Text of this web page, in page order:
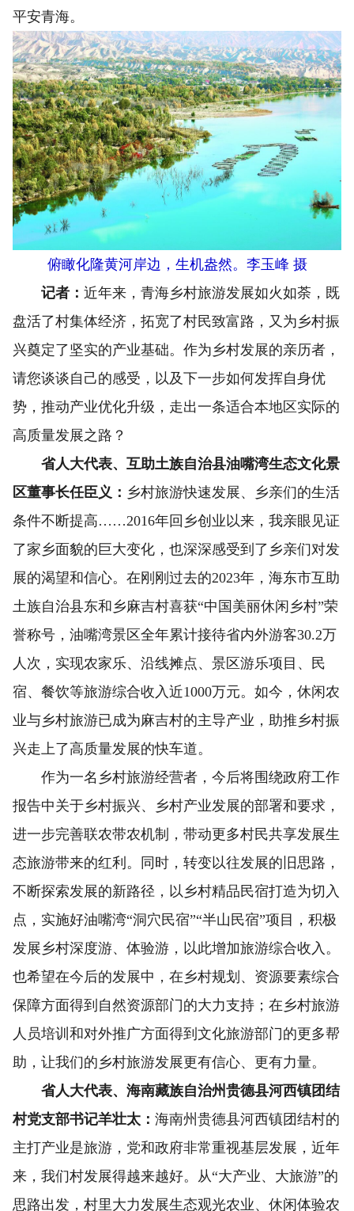
平安青海。
俯瞰化隆黄河岸边，生机盎然。李玉峰 摄
记者： 近年来，青海乡村旅游发展如火如荼，既
盘活了村集体经济，拓宽了村民致富路，又为乡村振
兴奠定了坚实的产业基础。作为乡村发展的亲历者，
请您谈谈自己的感受，以及下一步如何发挥自身优
势，推动产业优化升级，走出一条适合本地区实际的
高质量发展之路？
省人大代表、互助土族自治县油嘴湾生态文化景
区董事长任臣义： 乡村旅游快速发展、乡亲们的生活
条件不断提高……2016年回乡创业以来，我亲眼见证
了家乡面貌的巨大变化，也深深感受到了乡亲们对发
展的渴望和信心。在刚刚过去的2023年，海东市互助
土族自治县东和乡麻吉村喜获“中国美丽休闲乡村”荣
誉称号，油嘴湾景区全年累计接待省内外游客30.2万
人次，实现农家乐、沿线摊点、景区游乐项目、民
宿、餐饮等旅游综合收入近1000万元。如今，休闲农
业与乡村旅游已成为麻吉村的主导产业，助推乡村振
兴走上了高质量发展的快车道。
作为一名乡村旅游经营者，今后将围绕政府工作
报告中关于乡村振兴、乡村产业发展的部署和要求，
进一步完善联农带农机制，带动更多村民共享发展生
态旅游带来的红利。同时，转变以往发展的旧思路，
不断探索发展的新路径，以乡村精品民宿打造为切入
点，实施好油嘴湾“洞穴民宿”“半山民宿”项目，积极
发展乡村深度游、体验游，以此增加旅游综合收入。
也希望在今后的发展中，在乡村规划、资源要素综合
保障方面得到自然资源部门的大力支持；在乡村旅游
人员培训和对外推广方面得到文化旅游部门的更多帮
助，让我们的乡村旅游发展更有信心、更有力量。
省人大代表、海南藏族自治州贵德县河西镇团结
村党支部书记羊壮太： 海南州贵德县河西镇团结村的
主打产业是旅游，党和政府非常重视基层发展，近年
来，我们村发展得越来越好。从“大产业、大旅游”的
思路出发，村里大力发展生态观光农业、休闲体验农